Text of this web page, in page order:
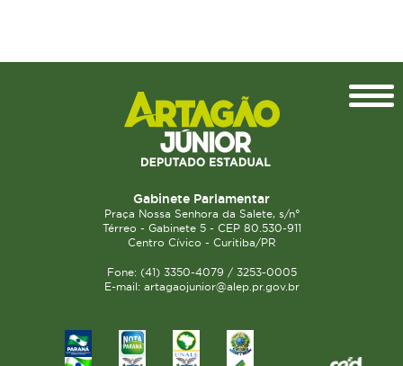
Gabinete Parlamentar
Praça Nossa Senhora da Salete, s/n°
Térreo - Gabinete 5 - CEP 80.530-911
Centro Cívico - Curitiba/PR
Fone: (41) 3350-4079 / 3253-0005
E-mail: artagaojunior@alep.pr.gov.br